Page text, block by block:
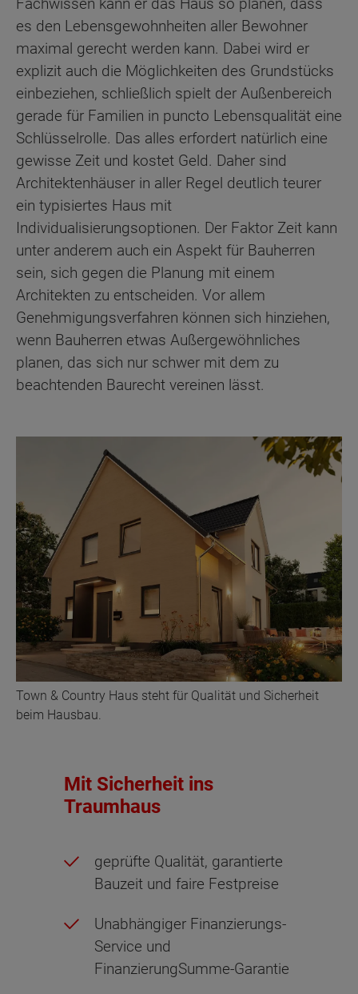
es den Lebensgewohnheiten aller Bewohner
maximal gerecht werden kann. Dabei wird er
explizit auch die Möglichkeiten des Grundstücks
einbeziehen, schließlich spielt der Außenbereich
gerade für Familien in puncto Lebensqualität eine
Schlüsselrolle. Das alles erfordert natürlich eine
gewisse Zeit und kostet Geld. Daher sind
Architektenhäuser in aller Regel deutlich teurer
ein typisiertes Haus mit
Individualisierungsoptionen. Der Faktor Zeit kann
unter anderem auch ein Aspekt für Bauherren
sein, sich gegen die Planung mit einem
Architekten zu entscheiden. Vor allem
Genehmigungsverfahren können sich hinziehen,
wenn Bauherren etwas Außergewöhnliches
planen, das sich nur schwer mit dem zu
beachtenden Baurecht vereinen lässt.
Town & Country Haus steht für Qualität und Sicherheit
beim Hausbau.
Mit Sicherheit ins
Traumhaus
geprüfte Qualität, garantierte
Bauzeit und faire Festpreise
Unabhängiger Finanzierungs-
Service und
FinanzierungSumme-Garantie